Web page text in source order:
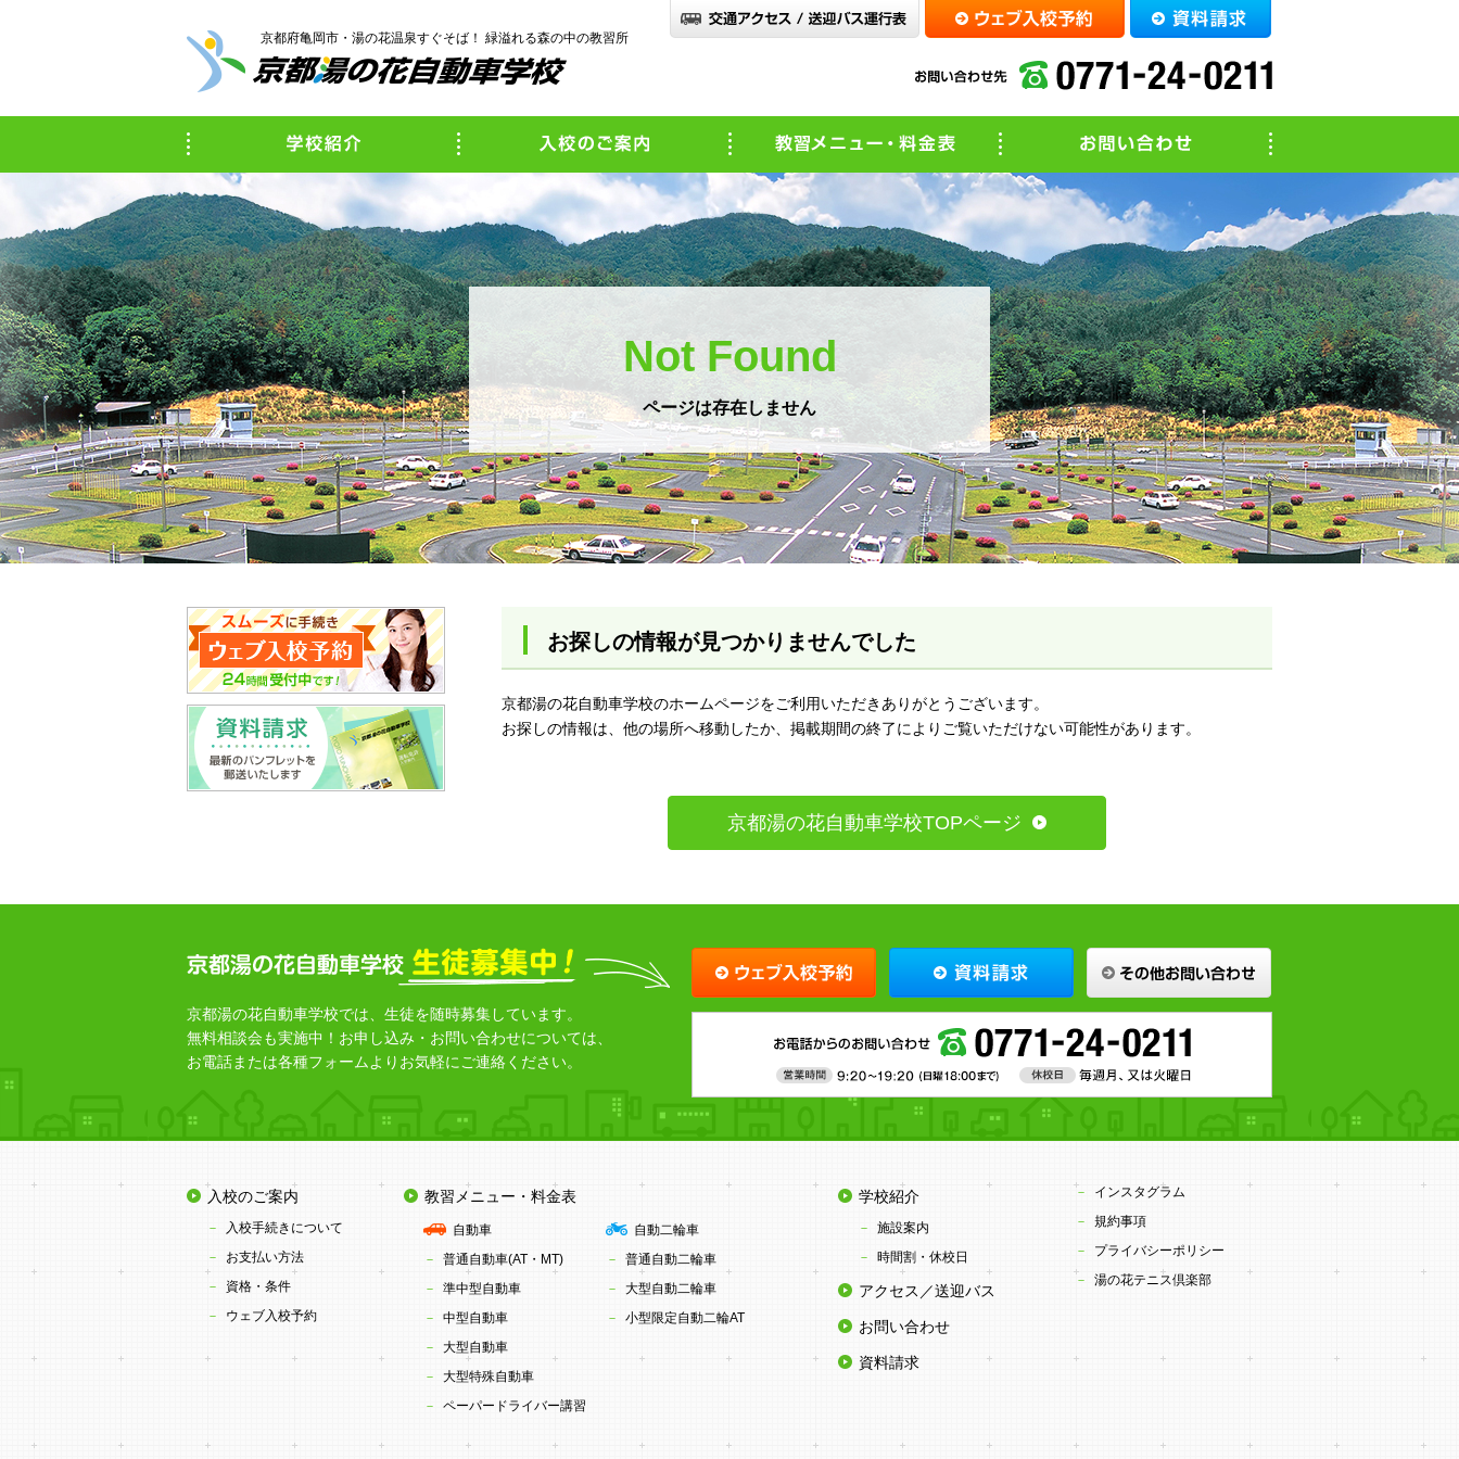
京都府亀岡市・湯の花温泉すぐそば！ 緑溢れる森の中の教習所
Not Found
ページは存在しません
お探しの情報が見つかりませんでした
京都湯の花自動車学校のホームページをご利用いただきありがとうございます。
お探しの情報は、他の場所へ移動したか、掲載期間の終了によりご覧いただけない可能性があります。
京都湯の花自動車学校TOPページ
京都湯の花自動車学校では、生徒を随時募集しています。
無料相談会も実施中！お申し込み・お問い合わせについては、
お電話または各種フォームよりお気軽にご連絡ください。
入校のご案内
入校手続きについて
お支払い方法
資格・条件
ウェブ入校予約
教習メニュー・料金表
自動車
普通自動車(AT・MT)
準中型自動車
中型自動車
大型自動車
大型特殊自動車
ペーパードライバー講習
自動二輪車
普通自動二輪車
大型自動二輪車
小型限定自動二輪AT
学校紹介
施設案内
時間割・休校日
アクセス／送迎バス
お問い合わせ
資料請求
インスタグラム
規約事項
プライバシーポリシー
湯の花テニス倶楽部